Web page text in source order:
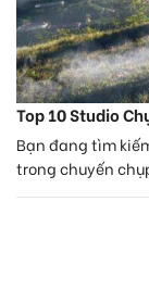
Top 10 Studio
Bạn đang tìm
trong chuyến